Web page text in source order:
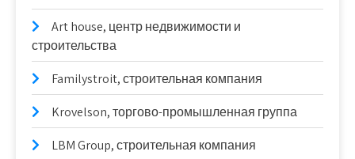
Art house, центр недвижимости и
строительства
Familystroit, строительная компания
Krovelson, торгово-промышленная группа
LBM Group, строительная компания